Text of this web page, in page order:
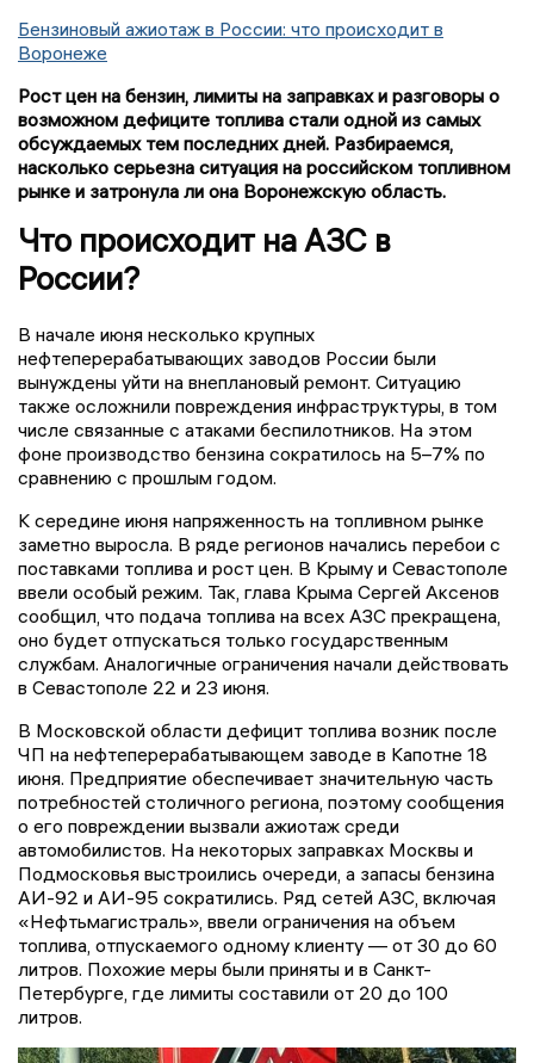
Бензиновый ажиотаж в России: что происходит в
Воронеже
Рост цен на бензин, лимиты на заправках и разговоры о
возможном дефиците топлива стали одной из самых
обсуждаемых тем последних дней. Разбираемся,
насколько серьезна ситуация на российском топливном
рынке и затронула ли она Воронежскую область.
Что происходит на АЗС в
России?
В начале июня несколько крупных
нефтеперерабатывающих заводов России были
вынуждены уйти на внеплановый ремонт. Ситуацию
также осложнили повреждения инфраструктуры, в том
числе связанные с атаками беспилотников. На этом
фоне производство бензина сократилось на 5–7% по
сравнению с прошлым годом.
К середине июня напряженность на топливном рынке
заметно выросла. В ряде регионов начались перебои с
поставками топлива и рост цен. В Крыму и Севастополе
ввели особый режим. Так, глава Крыма Сергей Аксенов
сообщил, что подача топлива на всех АЗС прекращена,
оно будет отпускаться только государственным
службам. Аналогичные ограничения начали действовать
в Севастополе 22 и 23 июня.
В Московской области дефицит топлива возник после
ЧП на нефтеперерабатывающем заводе в Капотне 18
июня. Предприятие обеспечивает значительную часть
потребностей столичного региона, поэтому сообщения
о его повреждении вызвали ажиотаж среди
автомобилистов. На некоторых заправках Москвы и
Подмосковья выстроились очереди, а запасы бензина
АИ-92 и АИ-95 сократились. Ряд сетей АЗС, включая
«Нефтьмагистраль», ввели ограничения на объем
топлива, отпускаемого одному клиенту — от 30 до 60
литров. Похожие меры были приняты и в Санкт-
Петербурге, где лимиты составили от 20 до 100
литров.